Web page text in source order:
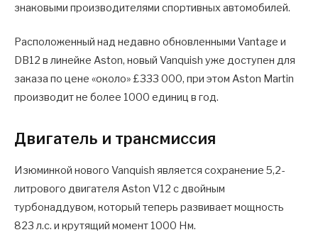
знаковыми производителями спортивных автомобилей.
Расположенный над недавно обновленными Vantage и
DB12 в линейке Aston, новый Vanquish уже доступен для
заказа по цене «около» £333 000, при этом Aston Martin
производит не более 1000 единиц в год.
Двигатель и трансмиссия
Изюминкой нового Vanquish является сохранение 5,2-
литрового двигателя Aston V12 с двойным
турбонаддувом, который теперь развивает мощность
823 л.с. и крутящий момент 1000 Нм.